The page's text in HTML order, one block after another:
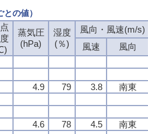
の値）
蒸気圧
(hPa)
湿度
(％)
風向・風速(m/s)
風速 風向
4.9 79 3.8 南東
4.6 78 4.5 南東
蒸気圧
(hPa)
湿度
(％)
風向・風速(m/s)
風速 風向
4.9 79 3.8 南東
4.6 78 4.5 南東
蒸気圧
(hPa)
湿度
(％)
風向・風速(m/s)
風速 風向
4.9 79 3.8 南東
4.6 78 4.5 南東
蒸気圧
(hPa)
湿度
(％)
風向・風速(m/s)
風速 風向
4.9 79 3.8 南東
4.6 78 4.5 南東